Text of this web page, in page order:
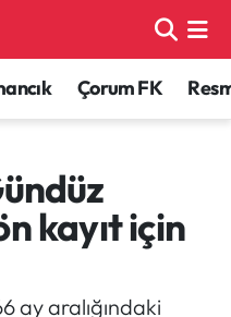
Çorum FK
kayıt için
ay aralığındaki
Fikstür